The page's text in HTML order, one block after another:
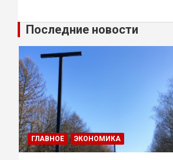
Последние новости
ГЛАВНОЕ ЭКОНОМИКА